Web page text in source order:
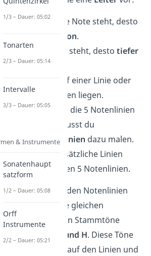
Je weiter oben eine Note steht, desto
höher klingt der Ton.
Je weiter unten sie steht, desto tiefer
ist der Ton.
Eine Note kann auf einer Linie oder
zwischen zwei Linien liegen.
Manchmal reichen die 5 Notenlinien
nicht aus. Dann musst du
Hilfslinien dazu malen.
Das sind kurze zusätzliche Linien
über oder unter den 5 Notenlinien.
die du aus den Notenlinien
sind immer die gleichen
. Die sieben Stammtöne
C, D, E, F, G, A und H. Diese Töne
der Reihe nach auf den Linien und
1/3 – Dauer: 05:02
Tonarten
2/3 – Dauer: 05:14
Intervalle
3/3 – Dauer: 05:05
& Instrumente
Sonatenhaupt
satzform
1/2 – Dauer: 05:08
Orff
Instrumente
2/2 – Dauer: 05:21